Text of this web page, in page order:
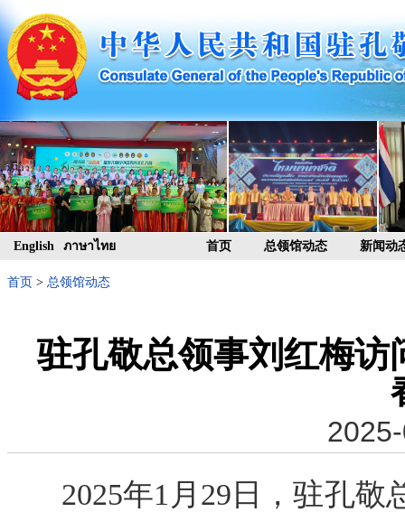
English ภาษาไทย 首页 总领馆动态 新闻动
首页 > 总领馆动态
驻孔敬总领事刘红梅访
2025年1月29日，驻孔